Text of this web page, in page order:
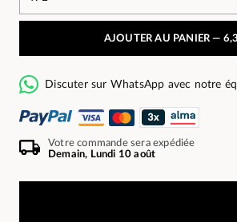
AJOUTER AU PANIER —
Discuter sur WhatsApp avec notre
Votre commande sera expédiée
Demain, Lundi 10 août